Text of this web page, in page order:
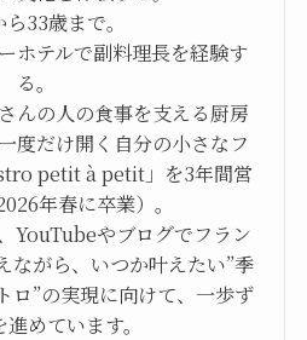
33歳まで。
ホテルで副料理長を経験す
る。
んの人の食事を支える厨房
度だけ開く自分の小さなフ
petit à petit」を3年間営
年春に卒業）。
YouTubeやブログでフラン
ながら、いつか叶えたい”季
ロ”の実現に向けて、一歩ず
めています。